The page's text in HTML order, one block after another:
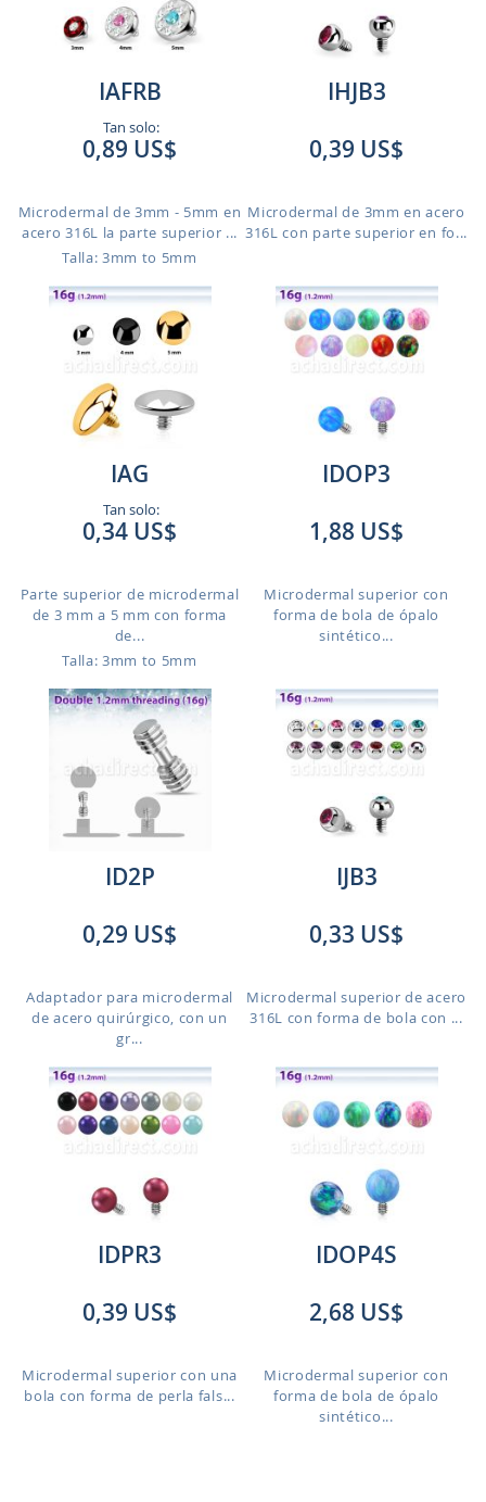
IAFRB
Tan solo:
0,89 US$
Microdermal de 3mm - 5mm en
acero 316L la parte superior ...
Talla: 3mm to 5mm
IHJB3
0,39 US$
Microdermal de 3mm en acero
316L con parte superior en fo...
IAG
Tan solo:
0,34 US$
Parte superior de microdermal
de 3 mm a 5 mm con forma
de...
Talla: 3mm to 5mm
IDOP3
1,88 US$
Microdermal superior con
forma de bola de ópalo
sintético...
ID2P
0,29 US$
Adaptador para microdermal
de acero quirúrgico, con un
gr...
IJB3
0,33 US$
Microdermal superior de acero
316L con forma de bola con ...
IDPR3
0,39 US$
Microdermal superior con una
bola con forma de perla fals...
IDOP4S
2,68 US$
Microdermal superior con
forma de bola de ópalo
sintético...